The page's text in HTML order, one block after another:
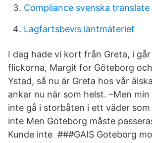
Compliance svenska translate
Lagfartsbevis lantmäteriet
I dag hade vi kort från Greta, i
flickorna, Margit for Göteborg
Ystad, så nu är Greta hos vår
ankar nu när som helst. –Men
inte gå i storbåten i ett väder
inte Men Göteborg måste
Kunde inte ###GAIS Goteborg